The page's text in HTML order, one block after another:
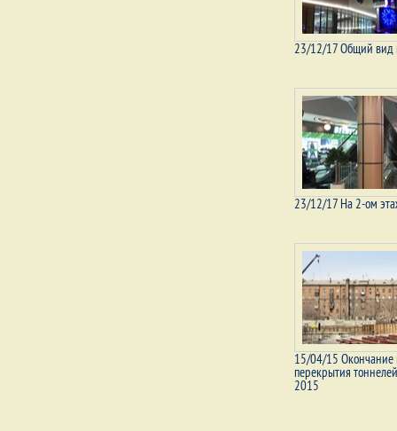
23/12/17 Общий вид
23/12/17 На 2-ом
15/04/15
перекрытия
2015